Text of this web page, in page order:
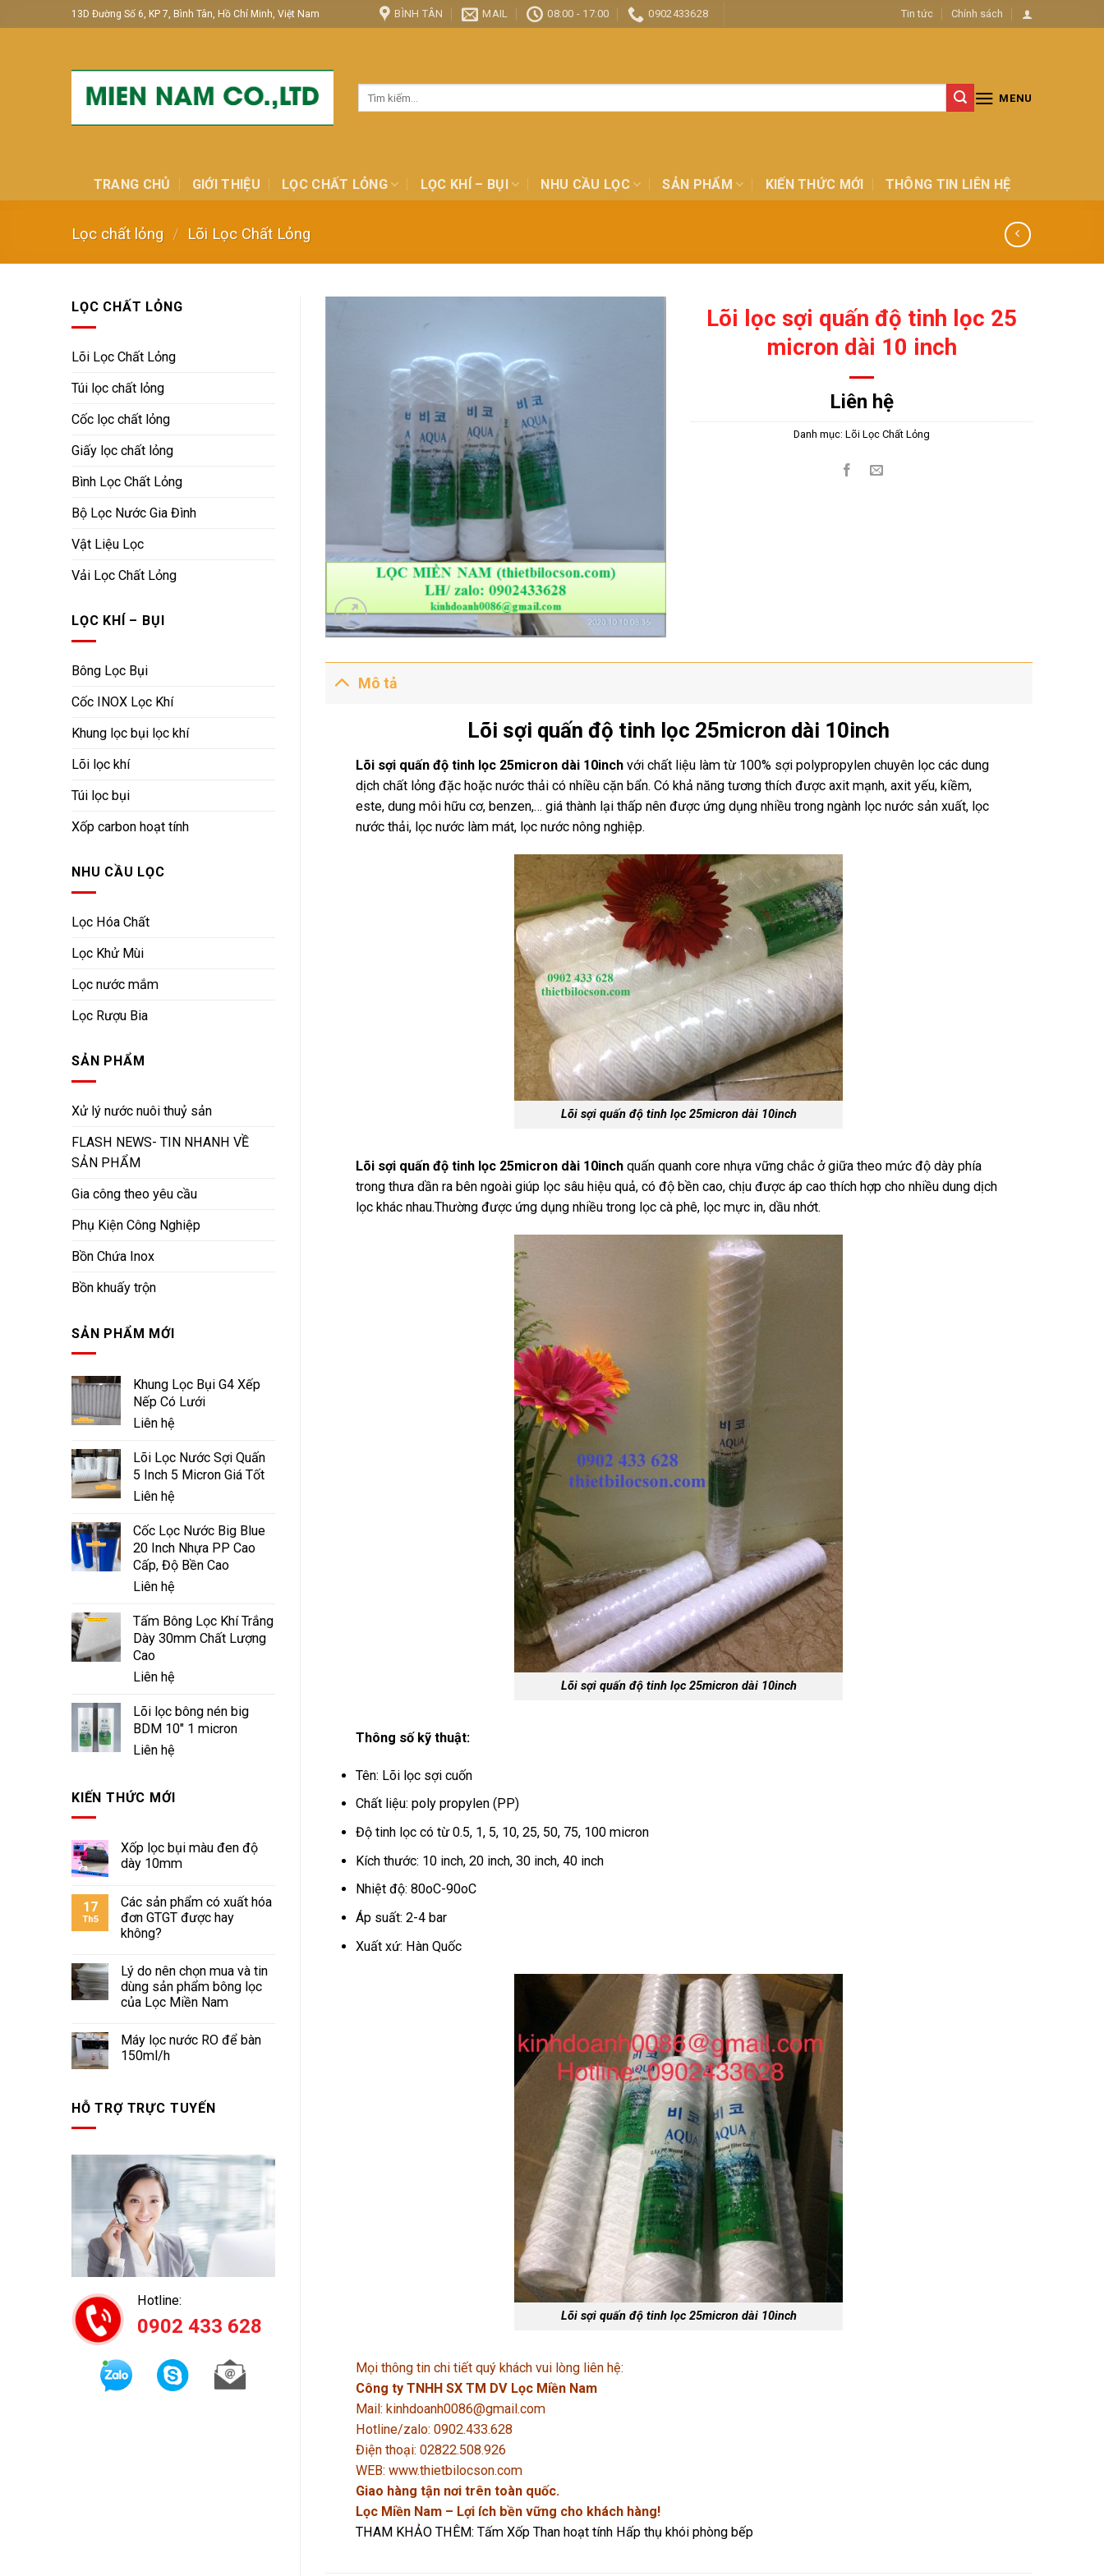
to
13D Đường Số 6, KP 7, Bình Tân, Hồ Chí Minh, Việt Nam BÌNH TÂN MAIL 08:00 - 17:00 0902433628 Tin tức Chính sách
MENU
TRANG CHỦ GIỚI THIỆU LỌC CHẤT LỎNG LỌC KHÍ – BỤI NHU CẦU LỌC SẢN PHẨM KIẾN THỨC MỚI THÔNG TIN LIÊN HỆ
Lọc chất lỏng / Lõi Lọc Chất Lỏng
LỌC CHẤT LỎNG
Lõi Lọc Chất Lỏng
Túi lọc chất lỏng
Cốc lọc chất lỏng
Giấy lọc chất lỏng
Bình Lọc Chất Lỏng
Bộ Lọc Nước Gia Đình
Vật Liệu Lọc
Vải Lọc Chất Lỏng
LỌC KHÍ – BỤI
Bông Lọc Bụi
Cốc INOX Lọc Khí
Khung lọc bụi lọc khí
Lõi lọc khí
Túi lọc bụi
Xốp carbon hoạt tính
NHU CẦU LỌC
Lọc Hóa Chất
Lọc Khử Mùi
Lọc nước mắm
Lọc Rượu Bia
SẢN PHẨM
Xử lý nước nuôi thuỷ sản
FLASH NEWS- TIN NHANH VỀ
SẢN PHẨM
Gia công theo yêu cầu
Phụ Kiện Công Nghiệp
Bồn Chứa Inox
Bồn khuấy trộn
SẢN PHẨM MỚI
Khung Lọc Bụi G4 Xếp
Nếp Có Lưới
Liên hệ
Lõi Lọc Nước Sợi Quấn
5 Inch 5 Micron Giá Tốt
Liên hệ
Cốc Lọc Nước Big Blue
20 Inch Nhựa PP Cao
Cấp, Độ Bền Cao
Liên hệ
Tấm Bông Lọc Khí Trắng
Dày 30mm Chất Lượng
Cao
Liên hệ
Lõi lọc bông nén big
BDM 10" 1 micron
Liên hệ
KIẾN THỨC MỚI
Xốp lọc bụi màu đen độ
dày 10mm
17
Th5
Các sản phẩm có xuất hóa
đơn GTGT được hay
không?
Lý do nên chọn mua và tin
dùng sản phẩm bông lọc
của Lọc Miền Nam
Máy lọc nước RO để bàn
150ml/h
HỖ TRỢ TRỰC TUYẾN
Hotline:
0902 433 628
Lõi lọc sợi quấn độ tinh lọc 25
micron dài 10 inch
Liên hệ
Danh mục:Lõi Lọc Chất Lỏng
Mô tả
Lõi sợi quấn độ tinh lọc 25micron dài 10inch
Lõi sợi quấn độ tinh lọc 25micron dài 10inchvới chất liệu làm từ 100% sợi polypropylen chuyên lọc các dung
dịch chất lỏng đặc hoặc nước thải có nhiều cặn bẩn. Có khả năng tương thích được axit mạnh, axit yếu, kiềm,
este, dung môi hữu cơ, benzen,… giá thành lại thấp nên được ứng dụng nhiều trong ngành lọc nước sản xuất, lọc
nước thải, lọc nước làm mát, lọc nước nông nghiệp.
Lõi sợi quấn độ tinh lọc 25micron dài 10inch
Lõi sợi quấn độ tinh lọc 25micron dài 10inchquấn quanh core nhựa vững chắc ở giữa theo mức độ dày phía
trong thưa dần ra bên ngoài giúp lọc sâu hiệu quả, có độ bền cao, chịu được áp cao thích hợp cho nhiều dung dịch
lọc khác nhau.Thường được ứng dụng nhiều trong lọc cà phê, lọc mực in, dầu nhớt.
Lõi sợi quấn độ tinh lọc 25micron dài 10inch
Thông số kỹ thuật:
Tên: Lõi lọc sợi cuốn
Chất liệu: poly propylen (PP)
Độ tinh lọc có từ 0.5, 1, 5, 10, 25, 50, 75, 100 micron
Kích thước: 10 inch, 20 inch, 30 inch, 40 inch
Nhiệt độ: 80oC-90oC
Áp suất: 2-4 bar
Xuất xứ: Hàn Quốc
Lõi sợi quấn độ tinh lọc 25micron dài 10inch
Mọi thông tin chi tiết quý khách vui lòng liên hệ:
Công ty TNHH SX TM DV Lọc Miền Nam
Mail: kinhdoanh0086@gmail.com
Hotline/zalo: 0902.433.628
Điện thoại: 02822.508.926
WEB: www.thietbilocson.com
Giao hàng tận nơi trên toàn quốc.
Lọc Miền Nam – Lợi ích bền vững cho khách hàng!
THAM KHẢO THÊM: Tấm Xốp Than hoạt tính Hấp thụ khói phòng bếp